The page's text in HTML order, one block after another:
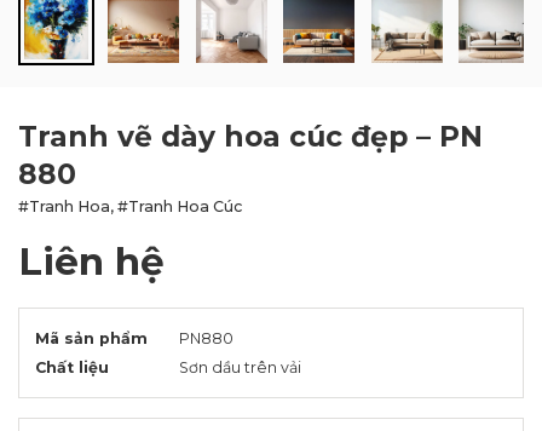
Tranh vẽ dày hoa cúc đẹp – PN
880
#Tranh Hoa, #Tranh Hoa Cúc
Liên hệ
Mã sản phẩm
PN880
Chất liệu
Sơn dầu trên vải